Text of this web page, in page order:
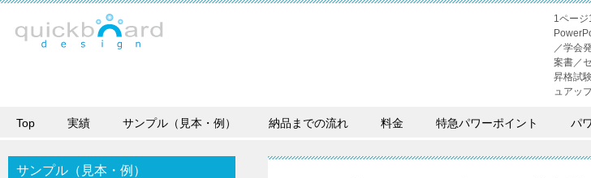
1ペー
／学会
案書／
昇格試
ュアッ
Top 実績 サンプル（見本・例） 納品までの流れ 料金 特急パワーポイント パ
サンプル（見本・例）